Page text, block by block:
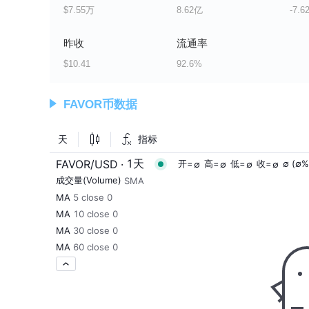
$7.55万 8.62亿 -
昨收
$10.41
流通率
92.6%
FAVOR币数据